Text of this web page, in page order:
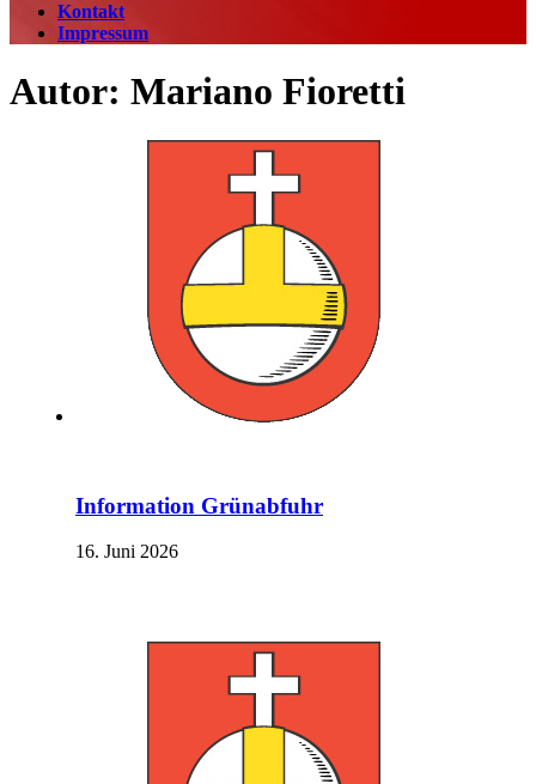
Kontakt
Impressum
Autor: Mariano Fioretti
Information Grünabfuhr
16. Juni 2026